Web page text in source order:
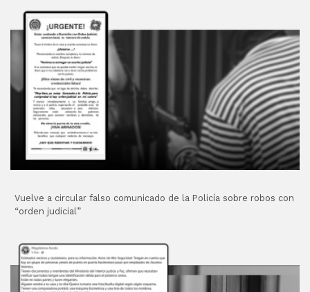
Vuelve a circular falso comunicado de la Policía sobre robos con
“orden judicial”